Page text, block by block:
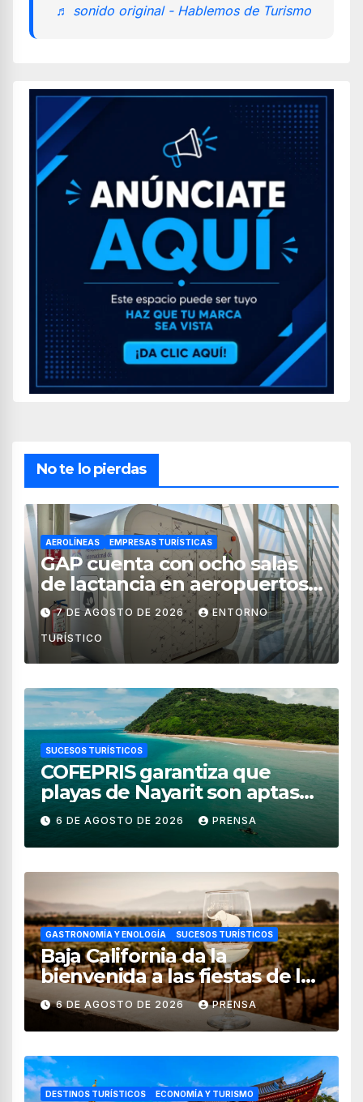
♬ sonido original - Hablemos de Turismo
No te lo pierdas
AEROLÍNEAS EMPRESAS TURÍSTICAS
GAP cuenta con ocho salas
de lactancia en aeropuertos
de México
7 DE AGOSTO DE 2026 ENTORNO
TURÍSTICO
SUCESOS TURÍSTICOS
COFEPRIS garantiza que
playas de Nayarit son aptas
para uso recreativo
6 DE AGOSTO DE 2026 PRENSA
GASTRONOMÍA Y ENOLOGÍA SUCESOS TURÍSTICOS
Baja California da la
bienvenida a las fiestas de la
vendimia 2026
6 DE AGOSTO DE 2026 PRENSA
DESTINOS TURÍSTICOS ECONOMÍA Y TURISMO